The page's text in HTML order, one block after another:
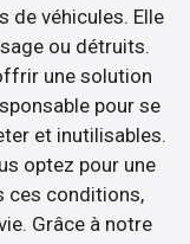
de véhicules. Elle
ou détruits.
une solution
pour se
et inutilisables.
optez pour une
ces conditions,
Grâce à notre